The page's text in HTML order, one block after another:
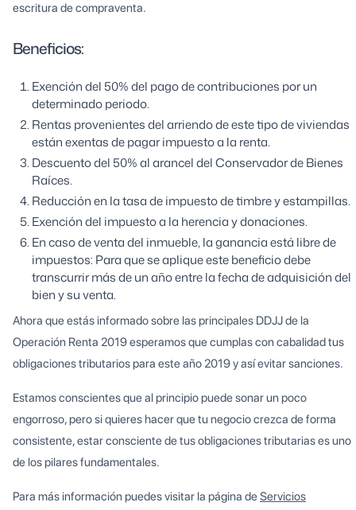
escritura de compraventa.
Beneficios:
Exención del 50% del pago de contribuciones por un
determinado periodo.
Rentas provenientes del arriendo de este tipo de viviendas
están exentas de pagar impuesto a la renta.
Descuento del 50% al arancel del Conservador de Bienes
Raíces.
Reducción en la tasa de impuesto de timbre y estampillas.
Exención del impuesto a la herencia y donaciones.
En caso de venta del inmueble, la ganancia está libre de
impuestos: Para que se aplique este beneficio debe
transcurrir más de un año entre la fecha de adquisición del
bien y su venta.
Ahora que estás informado sobre las principales DDJJ de la
Operación Renta 2019 esperamos que cumplas con cabalidad tus
obligaciones tributarios para este año 2019 y así evitar sanciones.
Estamos conscientes que al principio puede sonar un poco
engorroso, pero si quieres hacer que tu negocio crezca de forma
consistente, estar consciente de tus obligaciones tributarias es uno
de los pilares fundamentales.
Para más información puedes visitar la página deServicios